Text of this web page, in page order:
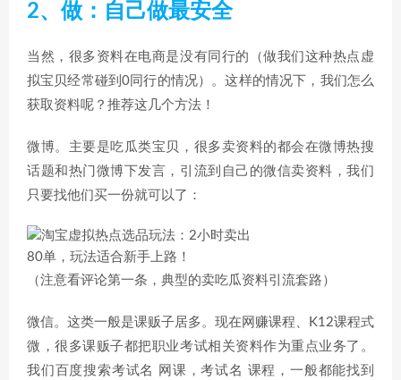
2、做：自己做最安全
当然，很多资料在电商是没有同行的（做我们这种热点虚
拟宝贝经常碰到0同行的情况）。这样的情况下，我们怎么
获取资料呢？推荐这几个方法！
微博。主要是吃瓜类宝贝，很多卖资料的都会在微博热搜
话题和热门微博下发言，引流到自己的微信卖资料，我们
只要找他们买一份就可以了：
（注意看评论第一条，典型的卖吃瓜资料引流套路）
微信。这类一般是课贩子居多。现在网赚课程、K12课程式
微，很多课贩子都把职业考试相关资料作为重点业务了。
我们百度搜索考试名 网课，考试名 课程，一般都能找到